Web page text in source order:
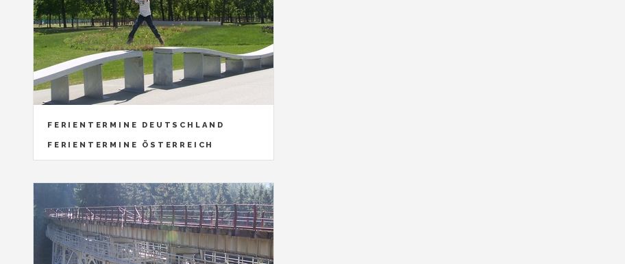
FERIENTERMINE DEUTSCHLAND
FERIENTERMINE ÖSTERREICH